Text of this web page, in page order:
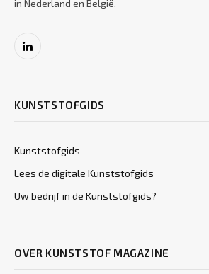
in Nederland en België.
LinkedIn
KUNSTSTOFGIDS
Kunststofgids
Lees de digitale Kunststofgids
Uw bedrijf in de Kunststofgids?
OVER KUNSTSTOF MAGAZINE